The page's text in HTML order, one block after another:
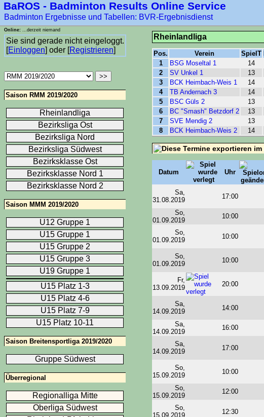
****-1
BaROS - Badminton Results Online Service
Badminton Ergebnisse und Tabellen: BVR-Ergebnisdienst
Rheinlandliga
Pos. Verein SpielT
1
BSG Moseltal 1 14
2
SV Unkel 1 13
3
BCK Heimbach-Weis 1 14
4
TB Andernach 3 14
5
BSC Güls 2 13
6
BC "Smash" Betzdorf 2 13
7
SVE Mendig 2 13
8
BCK Heimbach-Weis 2 14
Datum Uhr
Sa,
31.08.2019
17:00
So,
01.09.2019
10:00
So,
01.09.2019
10:00
So,
01.09.2019
10:00
Fr,
13.09.2019
20:00
Sa,
14.09.2019
14:00
Sa,
14.09.2019
16:00
Sa,
14.09.2019
17:00
So,
15.09.2019
10:00
So,
15.09.2019
12:00
So,
15.09.2019
12:30
Saison RMM 2019/2020
Rheinlandliga
Bezirksliga Ost
Bezirksliga Nord
Bezirksliga Südwest
Bezirksklasse Ost
Bezirksklasse Nord 1
Bezirksklasse Nord 2
Saison MMM 2019/2020
U12 Gruppe 1
U15 Gruppe 1
U15 Gruppe 2
U15 Gruppe 3
U19 Gruppe 1
U15 Platz 1-3
U15 Platz 4-6
U15 Platz 7-9
U15 Platz 10-11
Saison Breitensportliga 2019/2020
Gruppe Südwest
Überregional
Regionalliga Mitte
Oberliga Südwest
Online: ...derzeit niemand
Sie sind gerade nicht eingeloggt.
[Einloggen] oder [Registrieren]